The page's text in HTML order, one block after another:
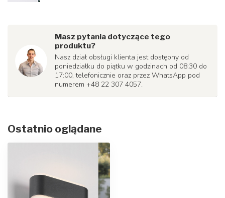
Masz pytania dotyczące tego
produktu?
Nasz dział obsługi klienta jest dostępny od
poniedziałku do piątku w godzinach od 08:30 do
17:00, telefonicznie oraz przez WhatsApp pod
numerem +48 22 307 4057.
Ostatnio oglądane